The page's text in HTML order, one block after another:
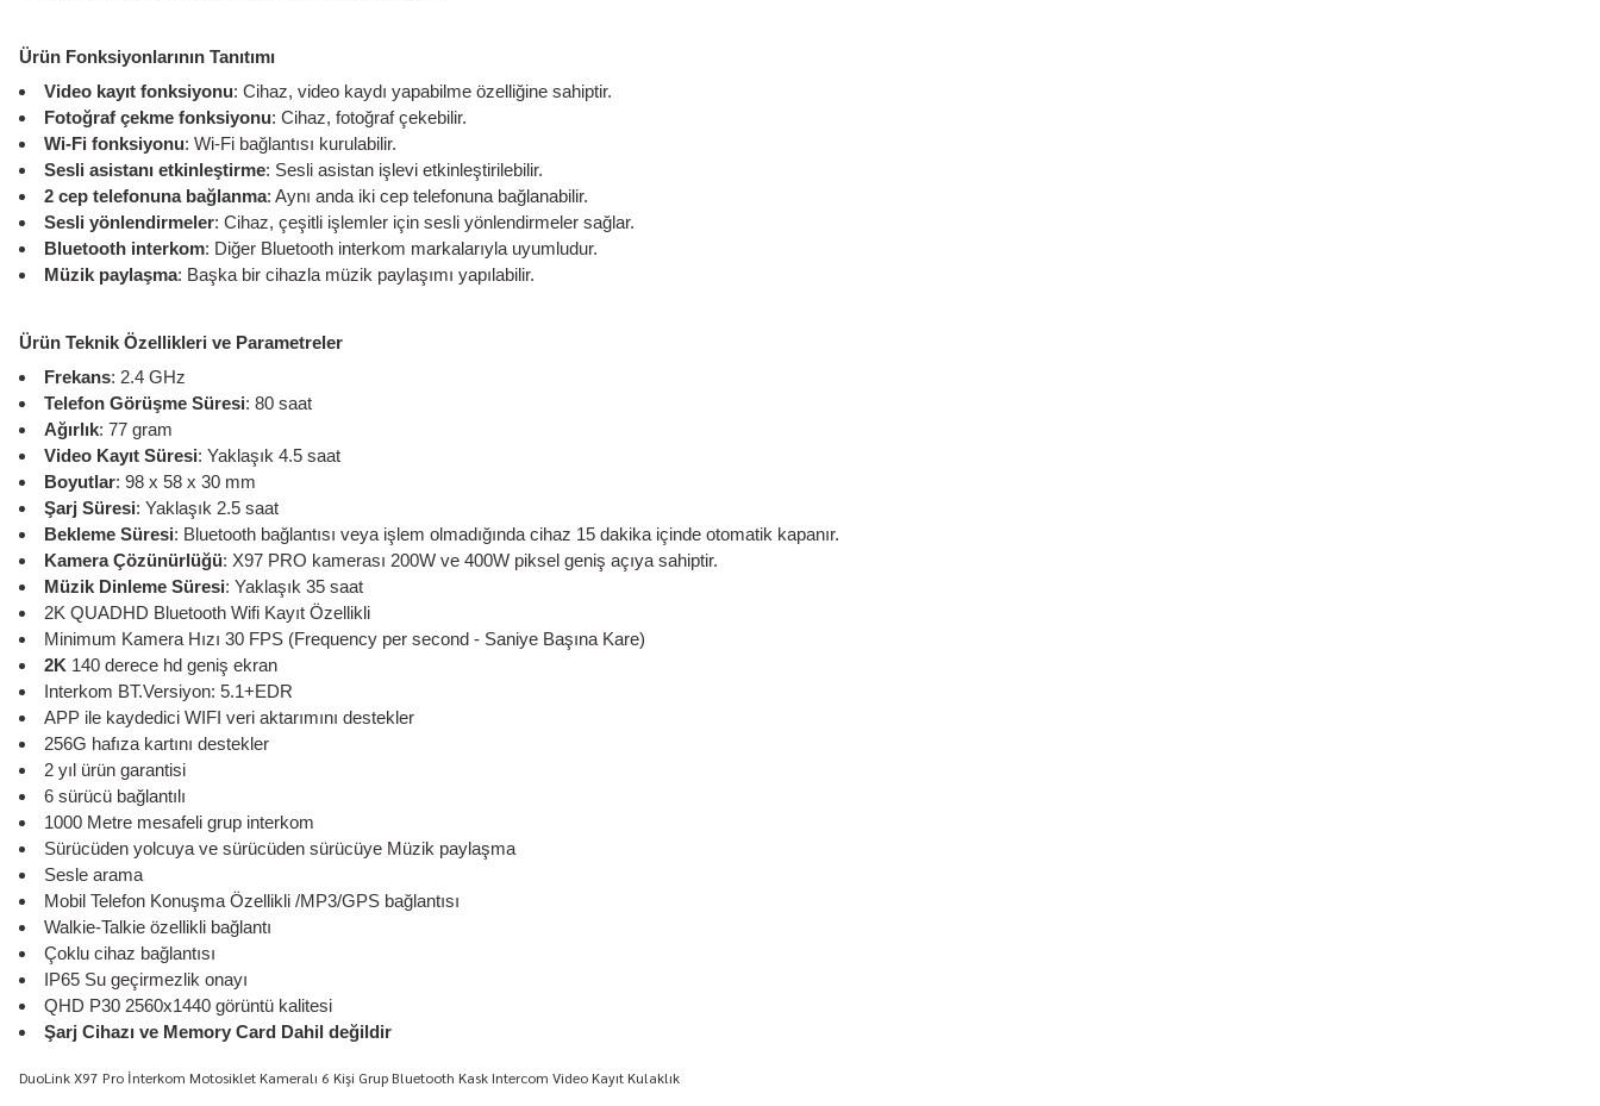
Ürün Fonksiyonlarının Tanıtımı
Video kayıt fonksiyonu: Cihaz, video kaydı yapabilme özelliğine sahiptir.
Fotoğraf çekme fonksiyonu: Cihaz, fotoğraf çekebilir.
Wi-Fi fonksiyonu: Wi-Fi bağlantısı kurulabilir.
Sesli asistanı etkinleştirme: Sesli asistan işlevi etkinleştirilebilir.
2 cep telefonuna bağlanma: Aynı anda iki cep telefonuna bağlanabilir.
Sesli yönlendirmeler: Cihaz, çeşitli işlemler için sesli yönlendirmeler sağlar.
Bluetooth interkom: Diğer Bluetooth interkom markalarıyla uyumludur.
Müzik paylaşma: Başka bir cihazla müzik paylaşımı yapılabilir.
Ürün Teknik Özellikleri ve Parametreler
Frekans: 2.4 GHz
Telefon Görüşme Süresi: 80 saat
Ağırlık: 77 gram
Video Kayıt Süresi: Yaklaşık 4.5 saat
Boyutlar: 98 x 58 x 30 mm
Şarj Süresi: Yaklaşık 2.5 saat
Bekleme Süresi: Bluetooth bağlantısı veya işlem olmadığında cihaz 15 dakika içinde otomatik kapanır.
Kamera Çözünürlüğü: X97 PRO kamerası 200W ve 400W piksel geniş açıya sahiptir.
Müzik Dinleme Süresi: Yaklaşık 35 saat
2K QUADHD Bluetooth Wifi Kayıt Özellikli
Minimum Kamera Hızı 30 FPS (Frequency per second - Saniye Başına Kare)
2K 140 derece hd geniş ekran
Interkom BT.Versiyon: 5.1+EDR
APP ile kaydedici WIFI veri aktarımını destekler
256G hafıza kartını destekler
2 yıl ürün garantisi
6 sürücü bağlantılı
1000 Metre mesafeli grup interkom
Sürücüden yolcuya ve sürücüden sürücüye Müzik paylaşma
Sesle arama
Mobil Telefon Konuşma Özellikli /MP3/GPS bağlantısı
Walkie-Talkie özellikli bağlantı
Çoklu cihaz bağlantısı
IP65 Su geçirmezlik onayı
QHD P30 2560x1440 görüntü kalitesi
Şarj Cihazı ve Memory Card Dahil değildir
DuoLink X97 Pro İnterkom Motosiklet Kameralı 6 Kişi Grup Bluetooth Kask Intercom Video Kayıt Kulaklık